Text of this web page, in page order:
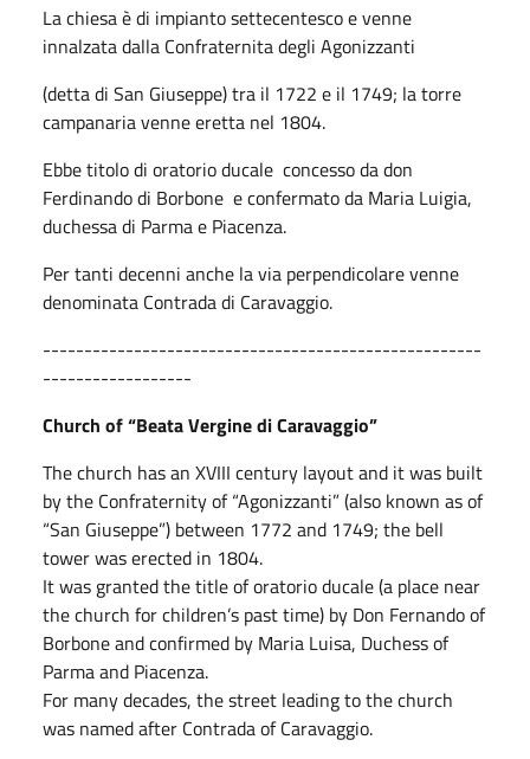
La chiesa è di impianto settecentesco e venne
innalzata dalla Confraternita degli Agonizzanti
(detta di San Giuseppe) tra il 1722 e il 1749; la torre
campanaria venne eretta nel 1804.
Ebbe titolo di oratorio ducale concesso da don
Ferdinando di Borbone e confermato da Maria Luigia,
duchessa di Parma e Piacenza.
Per tanti decenni anche la via perpendicolare venne
denominata Contrada di Caravaggio.
-----------------------------------------------------
------------------
Church of “Beata Vergine di Caravaggio”
The church has an XVIII century layout and it was built
by the Confraternity of “Agonizzanti” (also known as of
“San Giuseppe”) between 1772 and 1749; the bell
tower was erected in 1804.
It was granted the title of oratorio ducale (a place near
the church for children’s past time) by Don Fernando of
Borbone and confirmed by Maria Luisa, Duchess of
Parma and Piacenza.
For many decades, the street leading to the church
was named after Contrada of Caravaggio.